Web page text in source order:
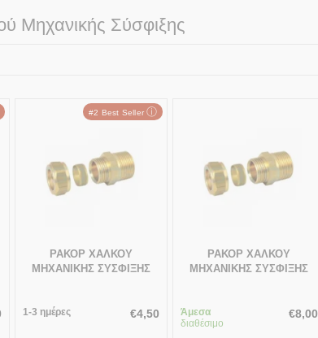
Μηχανικής Σύσφιξης
#2 Best Sellerⓘ
ΡΑΚΟΡ ΧΑΛΚΟΥ
ΜΗΧΑΝΙΚΗΣ ΣΥΣΦΙΞΗΣ
1-3 ημέρες €4,50
ΡΑΚΟΡ ΧΑΛΚΟΥ
ΜΗΧΑΝΙΚΗΣ ΣΥΣΦΙΞΗΣ
Άμεσα
διαθέσιμο
€8,00